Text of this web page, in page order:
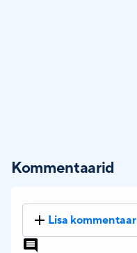
Kommentaarid
Lisa kommentaar